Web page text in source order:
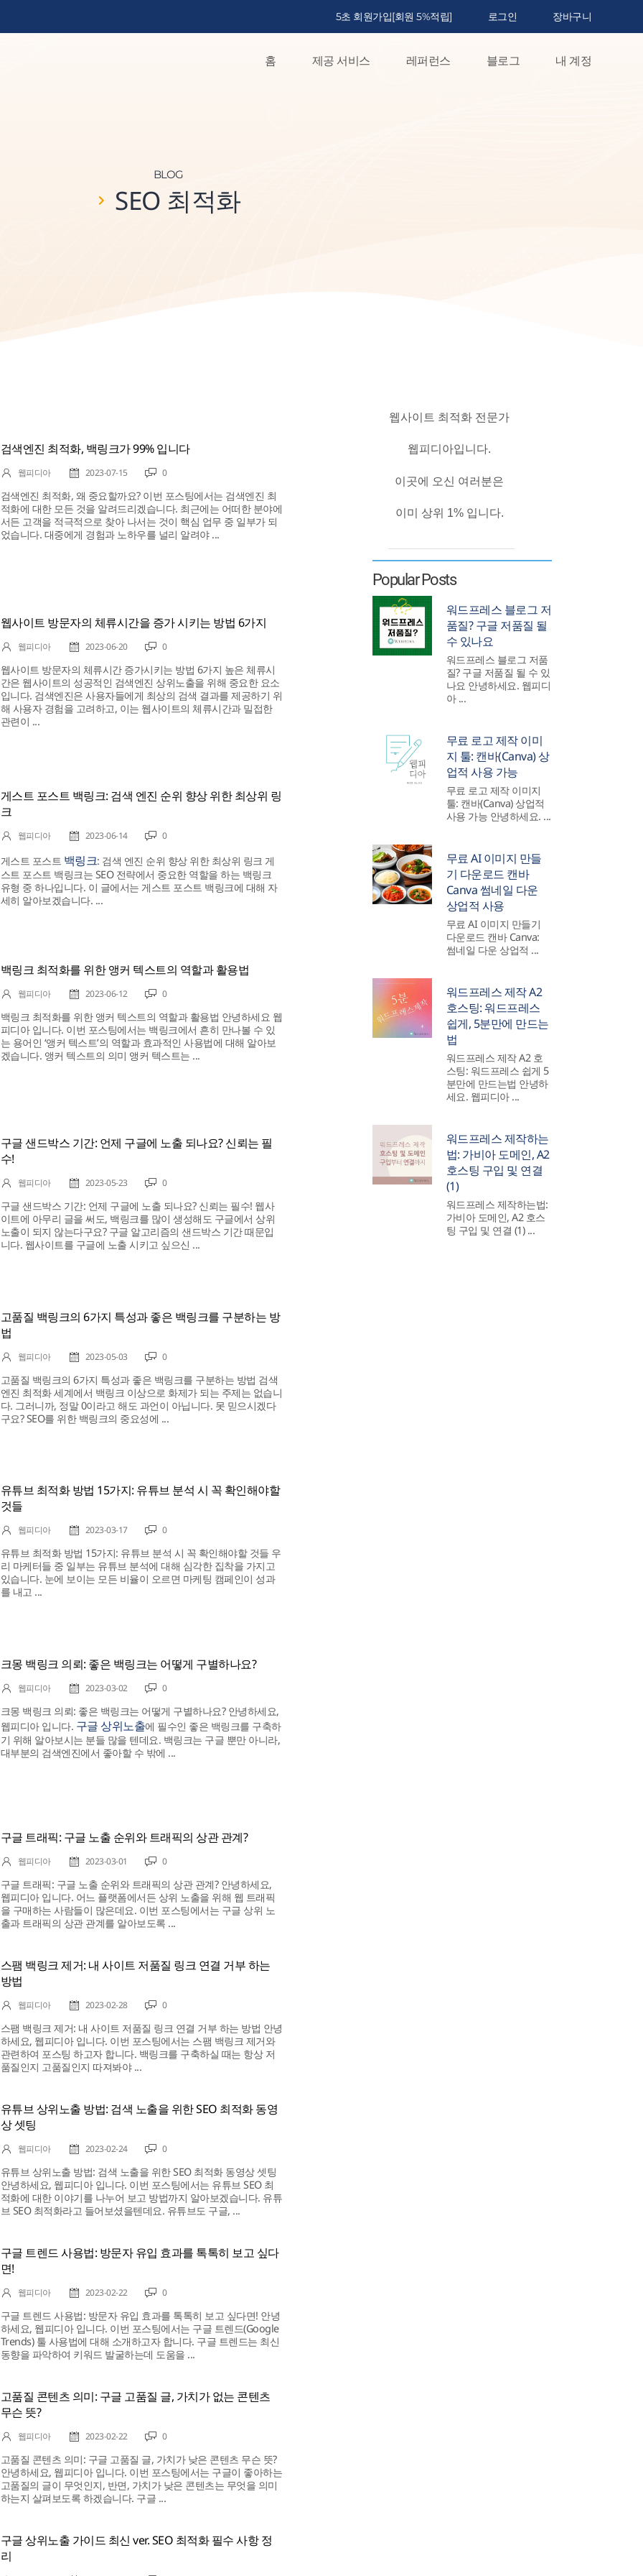
5초 회원가입[회원 5%적립] 로그인 장바구니
홈 제공 서비스 레퍼런스 블로그 내 계정
BLOG
SEO 최적화
검색엔진 최적화, 백링크가 99% 입니다
웹피디아 2023-07-15 0
검색엔진 최적화, 왜 중요할까요? 이번 포스팅에서는 검색엔진 최
적화에 대한 모든 것을 알려드리겠습니다. 최근에는 어떠한 분야에
서든 고객을 적극적으로 찾아 나서는 것이 핵심 업무 중 일부가 되
었습니다. 대중에게 경험과 노하우를 널리 알려야 ...
웹사이트 방문자의 체류시간을 증가 시키는 방법 6가지
웹피디아 2023-06-20 0
웹사이트 방문자의 체류시간 증가시키는 방법 6가지 높은 체류시
간은 웹사이트의 성공적인 검색엔진 상위노출을 위해 중요한 요소
입니다. 검색엔진은 사용자들에게 최상의 검색 결과를 제공하기 위
해 사용자 경험을 고려하고, 이는 웹사이트의 체류시간과 밀접한
관련이 ...
게스트 포스트 백링크: 검색 엔진 순위 향상 위한 최상위 링
크
웹피디아 2023-06-14 0
게스트 포스트 백링크: 검색 엔진 순위 향상 위한 최상위 링크 게
스트 포스트 백링크는 SEO 전략에서 중요한 역할을 하는 백링크
유형 중 하나입니다. 이 글에서는 게스트 포스트 백링크에 대해 자
세히 알아보겠습니다. ...
백링크 최적화를 위한 앵커 텍스트의 역할과 활용법
웹피디아 2023-06-12 0
백링크 최적화를 위한 앵커 텍스트의 역할과 활용법 안녕하세요 웹
피디아 입니다. 이번 포스팅에서는 백링크에서 흔히 만나볼 수 있
는 용어인 ‘앵커 텍스트’의 역할과 효과적인 사용법에 대해 알아보
겠습니다. 앵커 텍스트의 의미 앵커 텍스트는 ...
구글 샌드박스 기간: 언제 구글에 노출 되나요? 신뢰는 필
수!
웹피디아 2023-05-23 0
구글 샌드박스 기간: 언제 구글에 노출 되나요? 신뢰는 필수! 웹사
이트에 아무리 글을 써도, 백링크를 많이 생성해도 구글에서 상위
노출이 되지 않는다구요? 구글 알고리즘의 샌드박스 기간 때문입
니다. 웹사이트를 구글에 노출 시키고 싶으신 ...
고품질 백링크의 6가지 특성과 좋은 백링크를 구분하는 방
법
웹피디아 2023-05-03 0
고품질 백링크의 6가지 특성과 좋은 백링크를 구분하는 방법 검색
엔진 최적화 세계에서 백링크 이상으로 화제가 되는 주제는 없습니
다. 그러니까, 정말 0이라고 해도 과언이 아닙니다. 못 믿으시겠다
구요? SEO를 위한 백링크의 중요성에 ...
유튜브 최적화 방법 15가지: 유튜브 분석 시 꼭 확인해야할
것들
웹피디아 2023-03-17 0
유튜브 최적화 방법 15가지: 유튜브 분석 시 꼭 확인해야할 것들 우
리 마케터들 중 일부는 유튜브 분석에 대해 심각한 집착을 가지고
있습니다. 눈에 보이는 모든 비율이 오르면 마케팅 캠페인이 성과
를 내고 ...
크몽 백링크 의뢰: 좋은 백링크는 어떻게 구별하나요?
웹피디아 2023-03-02 0
크몽 백링크 의뢰: 좋은 백링크는 어떻게 구별하나요? 안녕하세요,
웹피디아 입니다. 구글 상위노출에 필수인 좋은 백링크를 구축하
기 위해 알아보시는 분들 많을 텐데요. 백링크는 구글 뿐만 아니라,
대부분의 검색엔진에서 좋아할 수 밖에 ...
구글 트래픽: 구글 노출 순위와 트래픽의 상관 관계?
웹피디아 2023-03-01 0
구글 트래픽: 구글 노출 순위와 트래픽의 상관 관계? 안녕하세요,
웹피디아 입니다. 어느 플랫폼에서든 상위 노출을 위해 웹 트래픽
을 구매하는 사람들이 많은데요. 이번 포스팅에서는 구글 상위 노
출과 트래픽의 상관 관계를 알아보도록 ...
스팸 백링크 제거: 내 사이트 저품질 링크 연결 거부 하는
방법
웹피디아 2023-02-28 0
스팸 백링크 제거: 내 사이트 저품질 링크 연결 거부 하는 방법 안녕
하세요, 웹피디아 입니다. 이번 포스팅에서는 스팸 백링크 제거와
관련하여 포스팅 하고자 합니다. 백링크를 구축하실 때는 항상 저
품질인지 고품질인지 따져봐야 ...
유튜브 상위노출 방법: 검색 노출을 위한 SEO 최적화 동영
상 셋팅
웹피디아 2023-02-24 0
유튜브 상위노출 방법: 검색 노출을 위한 SEO 최적화 동영상 셋팅
안녕하세요, 웹피디아 입니다. 이번 포스팅에서는 유튜브 SEO 최
적화에 대한 이야기를 나누어 보고 방법까지 알아보겠습니다. 유튜
브 SEO 최적화라고 들어보셨을텐데요. 유튜브도 구글, ...
구글 트렌드 사용법: 방문자 유입 효과를 톡톡히 보고 싶다
면!
웹피디아 2023-02-22 0
구글 트렌드 사용법: 방문자 유입 효과를 톡톡히 보고 싶다면! 안녕
하세요, 웹피디아 입니다. 이번 포스팅에서는 구글 트렌드(Google
Trends) 툴 사용법에 대해 소개하고자 합니다. 구글 트렌드는 최신
동향을 파악하여 키워드 발굴하는데 도움을 ...
고품질 콘텐츠 의미: 구글 고품질 글, 가치가 없는 콘텐츠
무슨 뜻?
웹피디아 2023-02-22 0
고품질 콘텐츠 의미: 구글 고품질 글, 가치가 낮은 콘텐츠 무슨 뜻?
안녕하세요, 웹피디아 입니다. 이번 포스팅에서는 구글이 좋아하는
고품질의 글이 무엇인지, 반면, 가치가 낮은 콘텐츠는 무엇을 의미
하는지 살펴보도록 하겠습니다. 구글 ...
구글 상위노출 가이드 최신 ver. SEO 최적화 필수 사항 정
리
웹사이트 최적화 전문가
웹피디아입니다.
이곳에 오신 여러분은
이미 상위 1% 입니다.
Popular Posts
워드프레스 블로그 저
품질? 구글 저품질 될
수 있나요
워드프레스 블로그 저품
질? 구글 저품질 될 수 있
나요 안녕하세요. 웹피디
아 ...
무료 로고 제작 이미
지 툴: 캔바(Canva) 상
업적 사용 가능
무료 로고 제작 이미지
툴: 캔바(Canva) 상업적
사용 가능 안녕하세요. ...
무료 AI 이미지 만들
기 다운로드 캔바
Canva 썸네일 다운
상업적 사용
무료 AI 이미지 만들기
다운로드 캔바 Canva:
썸네일 다운 상업적 ...
워드프레스 제작 A2
호스팅: 워드프레스
쉽게, 5분만에 만드는
법
워드프레스 제작 A2 호
스팅: 워드프레스 쉽게 5
분만에 만드는법 안녕하
세요. 웹피디아 ...
워드프레스 제작하는
법: 가비아 도메인, A2
호스팅 구입 및 연결
(1)
워드프레스 제작하는법:
가비아 도메인, A2 호스
팅 구입 및 연결 (1) ...